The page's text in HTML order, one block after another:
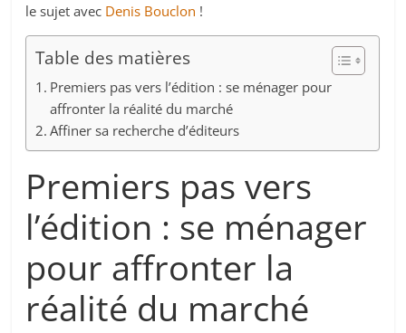
le sujet avec Denis Bouclon !
Table des matières
Premiers pas vers l’édition : se ménager pour
affronter la réalité du marché
Affiner sa recherche d’éditeurs
Premiers pas vers
l’édition : se ménager
pour affronter la
réalité du marché